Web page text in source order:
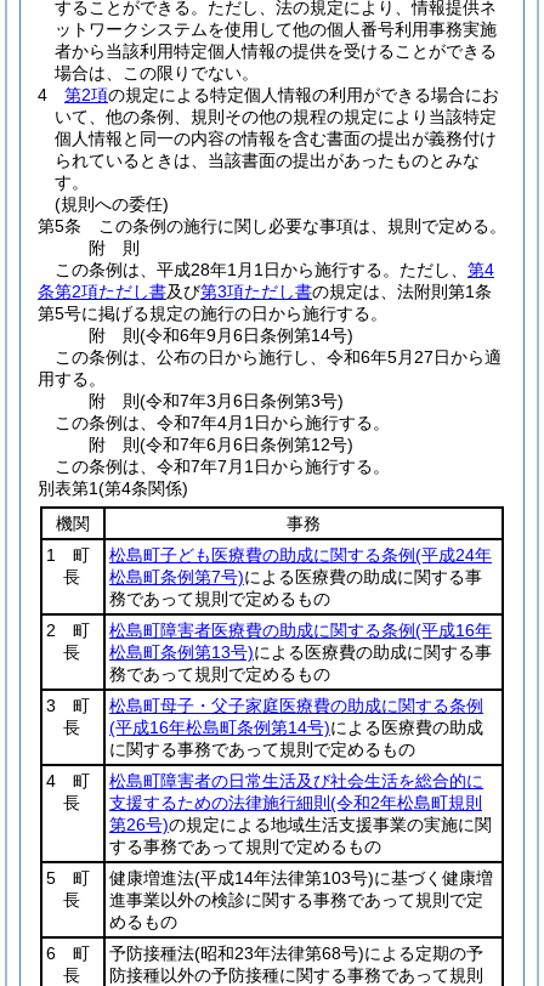
することができる。 ただし、法の規定により、情報提供ネ
ットワークシステムを使用して他の個人番号利用事務実施
者から当該利用特定個人情報の提供を受けることができる
場合は、この限りでない。
4
第2項の規定による特定個人情報の利用ができる場合にお
いて、他の条例、規則その他の規程の規定により当該特定
個人情報と同一の内容の情報を含む書面の提出が義務付け
られているときは、当該書面の提出があったものとみな
す。
(規則への委任)
第5条
この条例の施行に関し必要な事項は、規則で定める。
附 則
この条例は、平成28年1月1日から施行する。 ただし、 第4
条第2項ただし書及び第3項ただし書の規定は、法附則第1条
第5号に掲げる規定の施行の日から施行する。
附 則(令和6年9月6日条例第14号)
この条例は、公布の日から施行し、令和6年5月27日から適
用する。
附 則(令和7年3月6日条例第3号)
この条例は、令和7年4月1日から施行する。
附 則(令和7年6月6日条例第12号)
この条例は、令和7年7月1日から施行する。
別表第1(第4条関係)
機関
事務
1 町
長
松島町子ども医療費の助成に関する条例(平成24年
松島町条例第7号)による医療費の助成に関する事
務であって規則で定めるもの
2 町
長
松島町障害者医療費の助成に関する条例(平成16年
松島町条例第13号)による医療費の助成に関する事
務であって規則で定めるもの
3 町
長
松島町母子・父子家庭医療費の助成に関する条例
(平成16年松島町条例第14号)による医療費の助成
に関する事務であって規則で定めるもの
4 町
長
松島町障害者の日常生活及び社会生活を総合的に
支援するための法律施行細則 (令和2年松島町規則
第26号)の規定による地域生活支援事業の実施に関
する事務であって規則で定めるもの
5 町
長
健康増進法(平成14年法律第103号)に基づく健康増
進事業以外の検診に関する事務であって規則で定
めるもの
6 町
長
予防接種法(昭和23年法律第68号)による定期の予
防接種以外の予防接種に関する事務であって規則